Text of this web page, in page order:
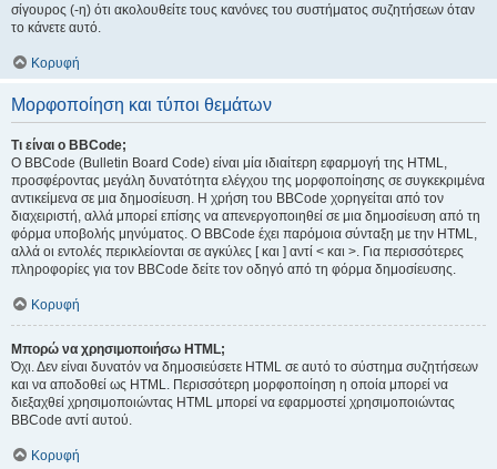
σίγουρος (-η) ότι ακολουθείτε τους κανόνες του συστήματος συζητήσεων όταν
το κάνετε αυτό.
Κορυφή
Μορφοποίηση και τύποι θεμάτων
Τι είναι ο BBCode;
Ο BBCode (Bulletin Board Code) είναι μία ιδιαίτερη εφαρμογή της HTML,
προσφέροντας μεγάλη δυνατότητα ελέγχου της μορφοποίησης σε συγκεκριμένα
αντικείμενα σε μια δημοσίευση. Η χρήση του BBCode χορηγείται από τον
διαχειριστή, αλλά μπορεί επίσης να απενεργοποιηθεί σε μια δημοσίευση από τη
φόρμα υποβολής μηνύματος. Ο BBCode έχει παρόμοια σύνταξη με την HTML,
αλλά οι εντολές περικλείονται σε αγκύλες [ και ] αντί < και >. Για περισσότερες
πληροφορίες για τον BBCode δείτε τον οδηγό από τη φόρμα δημοσίευσης.
Κορυφή
Μπορώ να χρησιμοποιήσω HTML;
Όχι. Δεν είναι δυνατόν να δημοσιεύσετε HTML σε αυτό το σύστημα συζητήσεων
και να αποδοθεί ως HTML. Περισσότερη μορφοποίηση η οποία μπορεί να
διεξαχθεί χρησιμοποιώντας HTML μπορεί να εφαρμοστεί χρησιμοποιώντας
BBCode αντί αυτού.
Κορυφή